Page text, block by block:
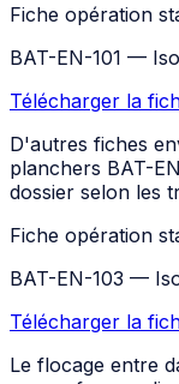
Fiche opération
BAT-EN-101 —
Télécharger la
D'autres fiches
planchers BAT-
dossier selon les
Fiche opération
BAT-EN-103 —
Télécharger la
Le flocage entre